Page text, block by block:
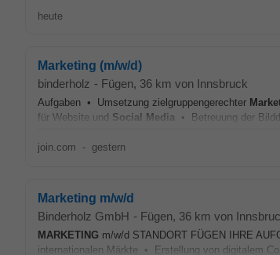
heute
Marketing (m/w/d)
binderholz - Fügen, 36 km von Innsbruck
Aufgaben • Umsetzung zielgruppengerechter
für Website und Social Media • Betreuung der
join.com - gestern
Marketing m/w/d
Binderholz GmbH - Fügen, 36 km von
MARKETING m/w/d STANDORT FÜGEN IHRE
internationalen Märkte • Erstellung von digitalem